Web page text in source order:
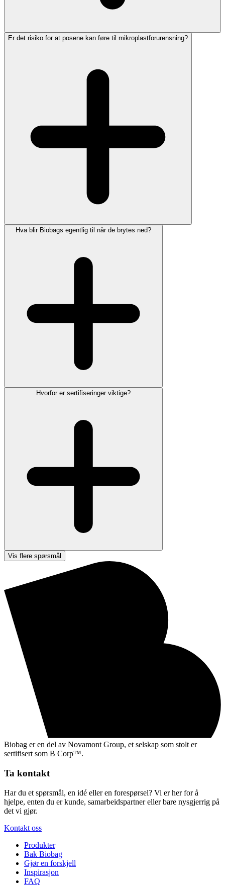
Er det risiko for at posene kan føre til mikroplastforurensning?
Hva blir Biobags egentlig til når de brytes ned?
Hvorfor er sertifiseringer viktige?
Vis flere spørsmål
Biobag er en del av Novamont Group, et selskap som stolt er
sertifisert som B Corp™.
Ta kontakt
Har du et spørsmål, en idé eller en forespørsel? Vi er her for å
hjelpe, enten du er kunde, samarbeidspartner eller bare nysgjerrig på
det vi gjør.
Kontakt oss
Produkter
Bak Biobag
Gjør en forskjell
Inspirasjon
FAQ